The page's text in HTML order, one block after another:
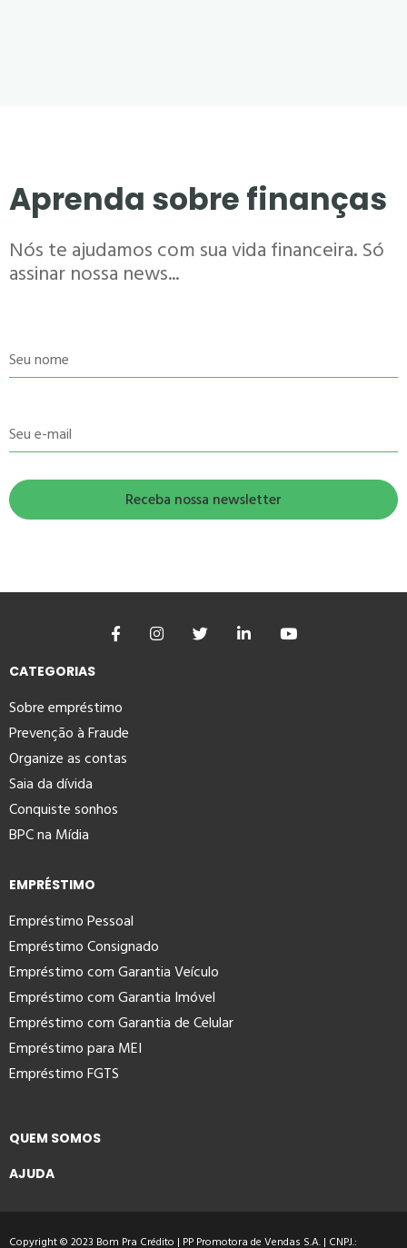
Aprenda sobre finanças
Nós te ajudamos com sua vida financeira. Só
assinar nossa news...
Seu nome
Seu e-mail
CATEGORIAS
Sobre empréstimo
Prevenção à Fraude
Organize as contas
Saia da dívida
Conquiste sonhos
BPC na Mídia
EMPRÉSTIMO
Empréstimo Pessoal
Empréstimo Consignado
Empréstimo com Garantia Veículo
Empréstimo com Garantia Imóvel
Empréstimo com Garantia de Celular
Empréstimo para MEI
Empréstimo FGTS
QUEM SOMOS
AJUDA
Copyright © 2023 Bom Pra Crédito | PP Promotora de Vendas S.A. | CNPJ.: